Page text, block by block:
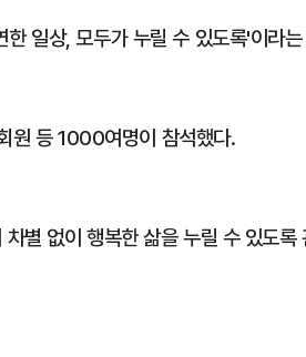
일상, 모두가 누릴 수 있도록'이라
원 등 1000여명이 참석했다.
별 없이 행복한 삶을 누릴 수 있도